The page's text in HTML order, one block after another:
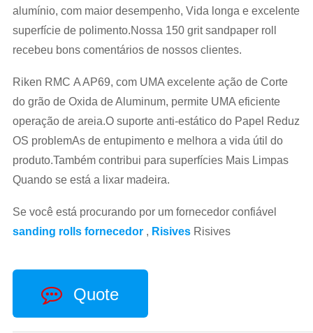
alumínio, com maior desempenho, Vida longa e excelente
superfície de polimento.Nossa 150 grit sandpaper roll
recebeu bons comentários de nossos clientes.
Riken RMC A AP69, com UMA excelente ação de Corte
do grão de Oxida de Aluminum, permite UMA eficiente
operação de areia.O suporte anti-estático do Papel Reduz
OS problemAs de entupimento e melhora a vida útil do
produto.Também contribui para superfícies Mais Limpas
Quando se está a lixar madeira.
Se você está procurando por um fornecedor confiável
sanding rolls fornecedor , Risives Risives
Quote